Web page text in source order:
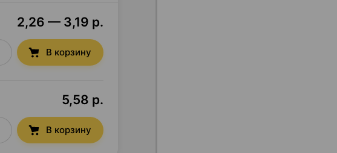
2,26 — 3,19 р.
В корзину
5,58 р.
В корзину